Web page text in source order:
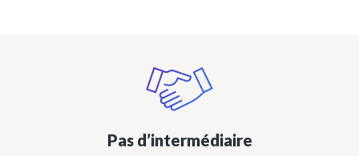
Pas d’intermédiaire